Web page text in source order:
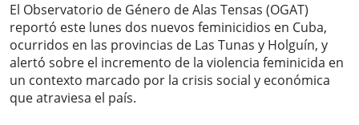
El Observatorio de Género de Alas Tensas (OGAT)
reportó este lunes dos nuevos feminicidios en Cuba,
ocurridos en las provincias de Las Tunas y Holguín, y
alertó sobre el incremento de la violencia feminicida en
un contexto marcado por la crisis social y económica
que atraviesa el país.